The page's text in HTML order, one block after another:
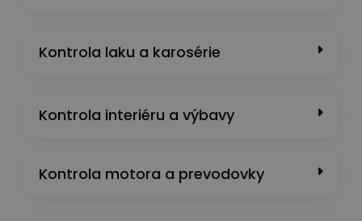
Kontrola laku a karosérie
Kontrola interiéru a výbavy
Kontrola motora a prevodovky